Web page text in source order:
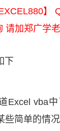
】
请加郑广学
下
Excel vba
些简单的情